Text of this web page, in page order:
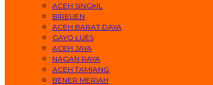
ACEH SINGKIL
BIREUEN
ACEH BARAT DAYA
GAYO LUES
ACEH JAYA
NAGAN RAYA
ACEH TAMIANG
BENER MERIAH